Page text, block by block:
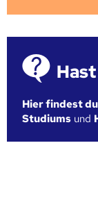
Hier findest
Studiums und